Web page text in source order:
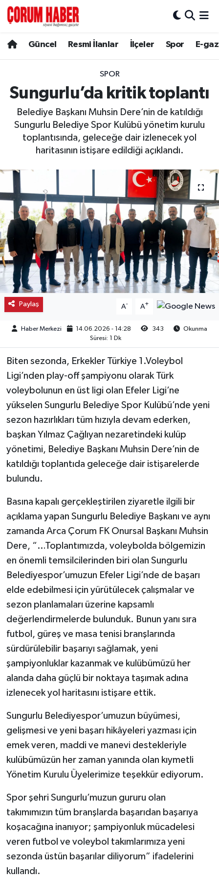
Güncel Resmi İlanlar İlçeler Spor E-
SPOR
Sungurlu’da kritik toplantı
Belediye Başkanı Muhsin Dere’nin de katıldığı
Sungurlu Belediye Spor Kulübü yönetim kurulu
toplantısında, geleceğe dair izlenecek yol
haritasının istişare edildiği açıklandı.
Paylaş A- A+
Haber Merkezi 14.06.2026 - 14:28 343
Okunma
Süresi: 1 Dk
Biten sezonda, Erkekler Türkiye 1.Voleybol
Ligi’nden play-off şampiyonu olarak Türk
voleybolunun en üst ligi olan Efeler Ligi’ne
yükselen Sungurlu Belediye Spor Kulübü’nde yeni
sezon hazırlıkları tüm hızıyla devam ederken,
başkan Yılmaz Çağlıyan nezaretindeki kulüp
yönetimi, Belediye Başkanı Muhsin Dere’nin de
katıldığı toplantıda geleceğe dair istişarelerde
bulundu.
Basına kapalı gerçekleştirilen ziyaretle ilgili bir
açıklama yapan Sungurlu Belediye Başkanı ve aynı
zamanda Arca Çorum FK Onursal Başkanı Muhsin
Dere, “…Toplantımızda, voleybolda bölgemizin
en önemli temsilcilerinden biri olan Sungurlu
Belediyespor’umuzun Efeler Ligi’nde de başarı
elde edebilmesi için yürütülecek çalışmalar ve
sezon planlamaları üzerine kapsamlı
değerlendirmelerde bulunduk. Bunun yanı sıra
futbol, güreş ve masa tenisi branşlarında
sürdürülebilir başarıyı sağlamak, yeni
şampiyonluklar kazanmak ve kulübümüzü her
alanda daha güçlü bir noktaya taşımak adına
izlenecek yol haritasını istişare ettik.
Sungurlu Belediyespor’umuzun büyümesi,
gelişmesi ve yeni başarı hikâyeleri yazması için
emek veren, maddi ve manevi destekleriyle
kulübümüzün her zaman yanında olan kıymetli
Yönetim Kurulu Üyelerimize teşekkür ediyorum.
Spor şehri Sungurlu’muzun gururu olan
takımımızın tüm branşlarda başarıdan başarıya
koşacağına inanıyor; şampiyonluk mücadelesi
veren futbol ve voleybol takımlarımıza yeni
sezonda üstün başarılar diliyorum” ifadelerini
kullandı.
Spor
Resmi İlanlar
Alaca
Bayat
İskilip
Kargı
Laçin
Mecitözü
Oğuzlar
Osmancık
Sungurlu
Uğurludağ
Sağlık
Hava Durumu
Çorum Namaz Vakitleri
Trafik Durumu
Süper Lig Puan Durumu ve Fikstür
Haber Arşivi